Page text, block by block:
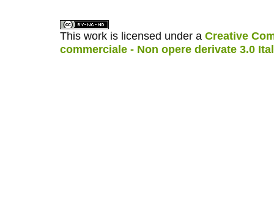
This work is licensed under a Creative
commerciale - Non opere derivate 3.0